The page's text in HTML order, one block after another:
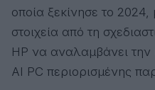
οποία ξεκίνησε το 2024,
στοιχεία από τη
HP να αναλαμβάνει
AI PC περιορισμένης